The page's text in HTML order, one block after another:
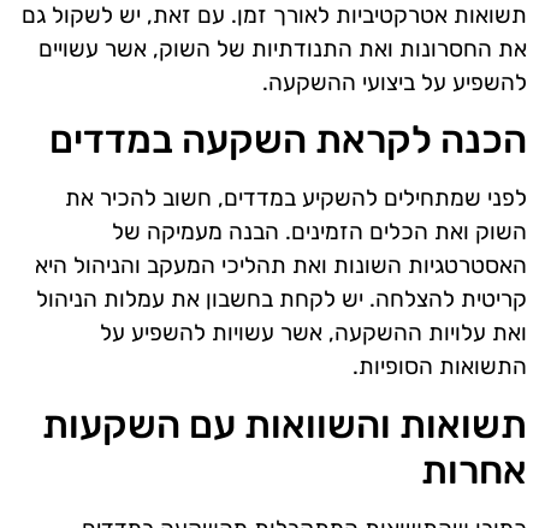
תשואות אטרקטיביות לאורך זמן. עם זאת, יש לשקול גם
את החסרונות ואת התנודתיות של השוק, אשר עשויים
להשפיע על ביצועי ההשקעה.
הכנה לקראת השקעה במדדים
לפני שמתחילים להשקיע במדדים, חשוב להכיר את
השוק ואת הכלים הזמינים. הבנה מעמיקה של
האסטרטגיות השונות ואת תהליכי המעקב והניהול היא
קריטית להצלחה. יש לקחת בחשבון את עמלות הניהול
ואת עלויות ההשקעה, אשר עשויות להשפיע על
התשואות הסופיות.
תשואות והשוואות עם השקעות
אחרות